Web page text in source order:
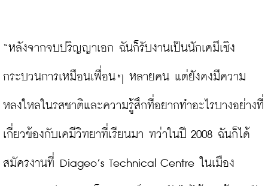
“หลังจากจบปริญญาเอก ฉันก็รับงานเป็นนักเคมีเชิง
กระบวนการเหมือนเพื่อนๆ หลายคน แต่ยังคงมีความ
หลงใหลในรสชาติและความรู้สึกที่อยากทำอะไรบางอย่างที่
เกี่ยวข้องกับเคมีวิทยาที่เรียนมา ทว่าในปี 2008 ฉันก็ได้
สมัครงานที่ Diageo’s Technical Centre ในเมือง